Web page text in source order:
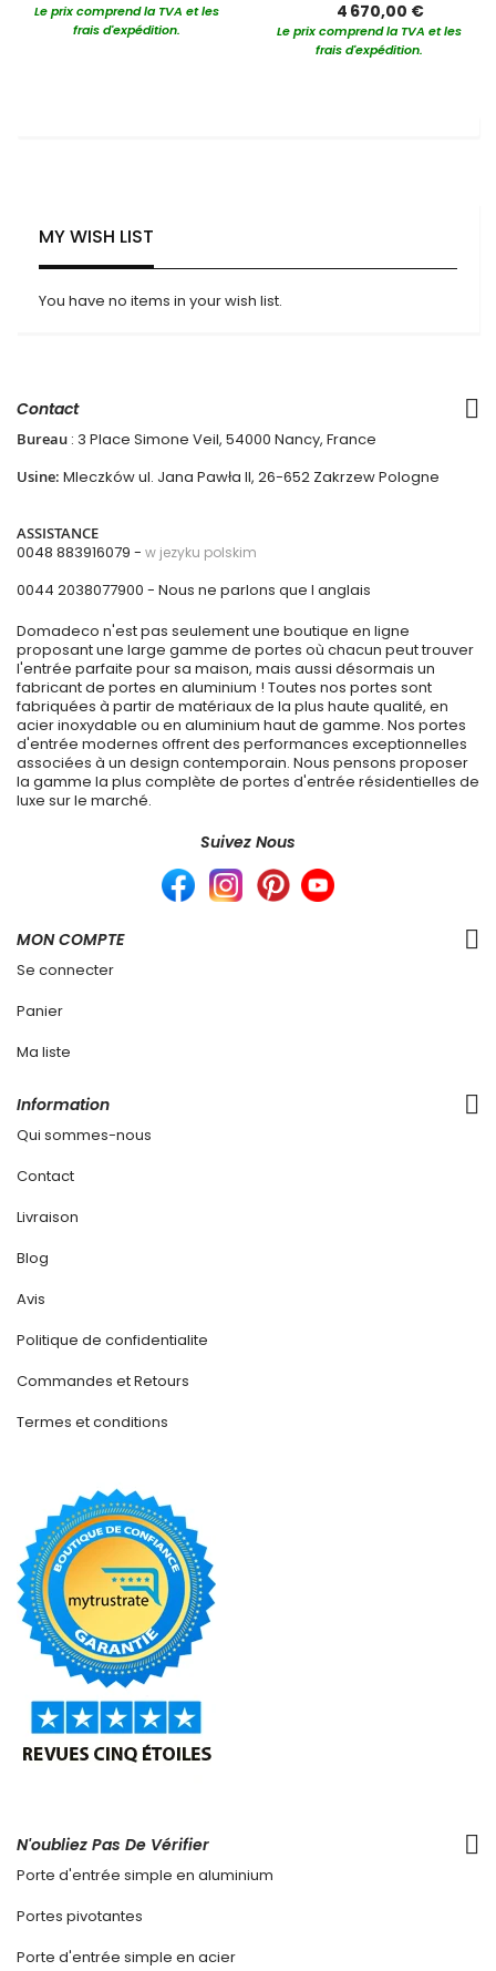
Le prix comprend la TVA et les
frais d'expédition.
4 670,00 €
Le prix comprend la TVA et les
frais d'expédition.
MY WISH LIST
You have no items in your wish list.
Contact
Bureau : 3 Place Simone Veil, 54000 Nancy, France
Usine: Mleczków ul. Jana Pawła II, 26-652 Zakrzew Pologne
ASSISTANCE
0048 883916079 - w jezyku polskim
0044 2038077900 - Nous ne parlons que l anglais
Domadeco n'est pas seulement une boutique en ligne
proposant une large gamme de portes où chacun peut trouver
l'entrée parfaite pour sa maison, mais aussi désormais un
fabricant de portes en aluminium ! Toutes nos portes sont
fabriquées à partir de matériaux de la plus haute qualité, en
acier inoxydable ou en aluminium haut de gamme. Nos portes
d'entrée modernes offrent des performances exceptionnelles
associées à un design contemporain. Nous pensons proposer
la gamme la plus complète de portes d'entrée résidentielles de
luxe sur le marché.
Suivez Nous
MON COMPTE
Se connecter
Panier
Ma liste
Information
Qui sommes-nous
Contact
Livraison
Blog
Avis
Politique de confidentialite
Commandes et Retours
Termes et conditions
N'oubliez Pas De Vérifier
Porte d'entrée simple en aluminium
Portes pivotantes
Porte d'entrée simple en acier